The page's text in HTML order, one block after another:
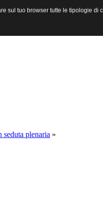
seduta plenaria »
sul tuo browser tutte le tipologie di